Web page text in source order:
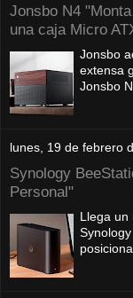
Jonsbo N4
una caja Micro
Jonsbo
extensa
Jonsbo
lunes, 19 de febrero
Synology
Personal"
Llega un